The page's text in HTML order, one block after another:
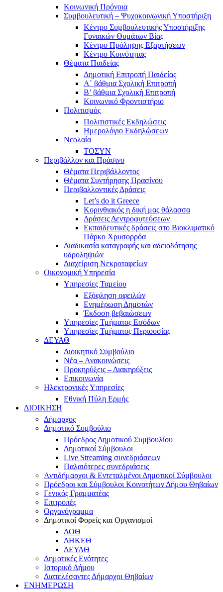
Κοινωνική Πρόνοια
Συμβουλευτική – Ψυχοκοινωνική Υποστήριξη
Κέντρο Συμβουλευτικής Υποστήριξης
Γυναικών Θυμάτων Βίας
Κέντρο Πρόληψης Εξαρτήσεων
Κέντρο Κοινότητας
Θέματα Παιδείας
Δημοτική Επιτροπή Παιδείας
Α΄ βάθμια Σχολική Επιτροπή
B’ βάθμια Σχολική Επιτροπή
Κοινωνικό Φροντιστήριο
Πολιτισμός
Πολιτιστικές Εκδηλώσεις
Ημερολόγιο Εκδηλώσεων
Νεολαία
ΤΟΣΥΝ
Περιβάλλον και Πράσινο
Θέματα Περιβάλλοντος
Θέματα Συντήρησης Πρασίνου
Περιβαλλοντικές Δράσεις
Let’s do it Greece
Kορινθιακός η δική μας θάλασσα
Δράσεις Δεντροφυτεύσεων
Εκπαιδευτικές δράσεις στο Βιοκλιματικό
Πάρκο Χρυσορρόα
Διαδικασία καταγραφής και αδειοδότησης
υδροληψιών
Διαχείριση Νεκροταφείων
Οικονομική Υπηρεσία
Υπηρεσίες Ταμείου
Εξόφληση οφειλών
Ενημέρωση Δημοτών
Έκδοση βεβαιώσεων
Υπηρεσίες Τμήματος Εσόδων
Υπηρεσίες Τμήματος Περιουσίας
ΔΕΥΑΘ
Διοικητικό Συμβούλιο
Νέα – Ανακοινώσεις
Προκηρύξεις – Διακηρύξεις
Επικοινωνία
Ηλεκτρονικές Υπηρεσίες
Εθνική Πύλη Ερμής
ΔΙΟΙΚΗΣΗ
Δήμαρχος
Δημοτικό Συμβούλιο
Πρόεδρος Δημοτικού Συμβουλίου
Δημοτικοί Σύμβουλοι
Live Streaming συνεδριάσεων
Παλαιότερες συνεδριάσεις
Αντιδήμαρχοι & Εντεταλμένοι Δημοτικοί Σύμβουλοι
Πρόεδροι και Σύμβουλοι Κοινοτήτων Δήμου Θηβαίων
Γενικός Γραμματέας
Επιτροπές
Οργανόγραμμα
Δημοτικοί Φορείς και Οργανισμοί
ΔΟΘ
ΔΗΚΕΘ
ΔΕΥΑΘ
Δημοτικές Ενότητες
Ιστορικό Δήμου
Διατελέσαντες Δήμαρχοι Θηβαίων
ΕΝΗΜΕΡΩΣΗ